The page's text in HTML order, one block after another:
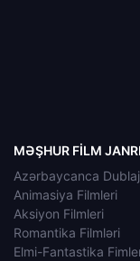
MƏŞHUR FILM
Azərbaycanca Dublaj
Animasiya Filmleri
Aksiyon Filmleri
Romantika Filmləri
Elmi-Fantastika